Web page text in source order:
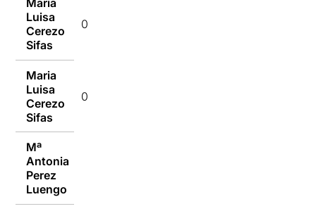
Maria
Luisa
Cerezo
Sifas
08/09/2014
Maria
Luisa
Cerezo
Sifas
08/09/2014
Mª
Antonia
Perez
Luengo